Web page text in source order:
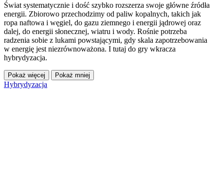
Świat systematycznie i dość szybko rozszerza swoje główne źródła
energii. Zbiorowo przechodzimy od paliw kopalnych, takich jak
ropa naftowa i węgiel, do gazu ziemnego i energii jądrowej oraz
dalej, do energii słonecznej, wiatru i wody. Rośnie potrzeba
radzenia sobie z lukami powstającymi, gdy skala zapotrzebowania
w energię jest niezrównoważona. I tutaj do gry wkracza
hybrydyzacja.
Pokaż więcej Pokaż mniej
Hybrydyzacja